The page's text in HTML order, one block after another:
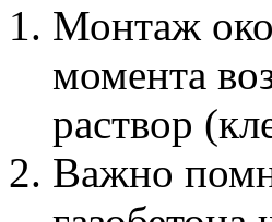
Монтаж
момента
раствор
Важно